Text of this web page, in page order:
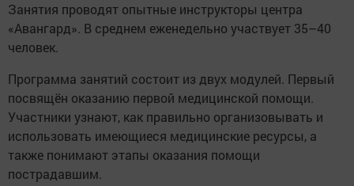
Занятия проводят опытные инструкторы центра
«Авангард». В среднем еженедельно участвует 35–40
человек.
Программа занятий состоит из двух модулей. Первый
посвящён оказанию первой медицинской помощи.
Участники узнают, как правильно организовывать и
использовать имеющиеся медицинские ресурсы, а
также понимают этапы оказания помощи
пострадавшим.